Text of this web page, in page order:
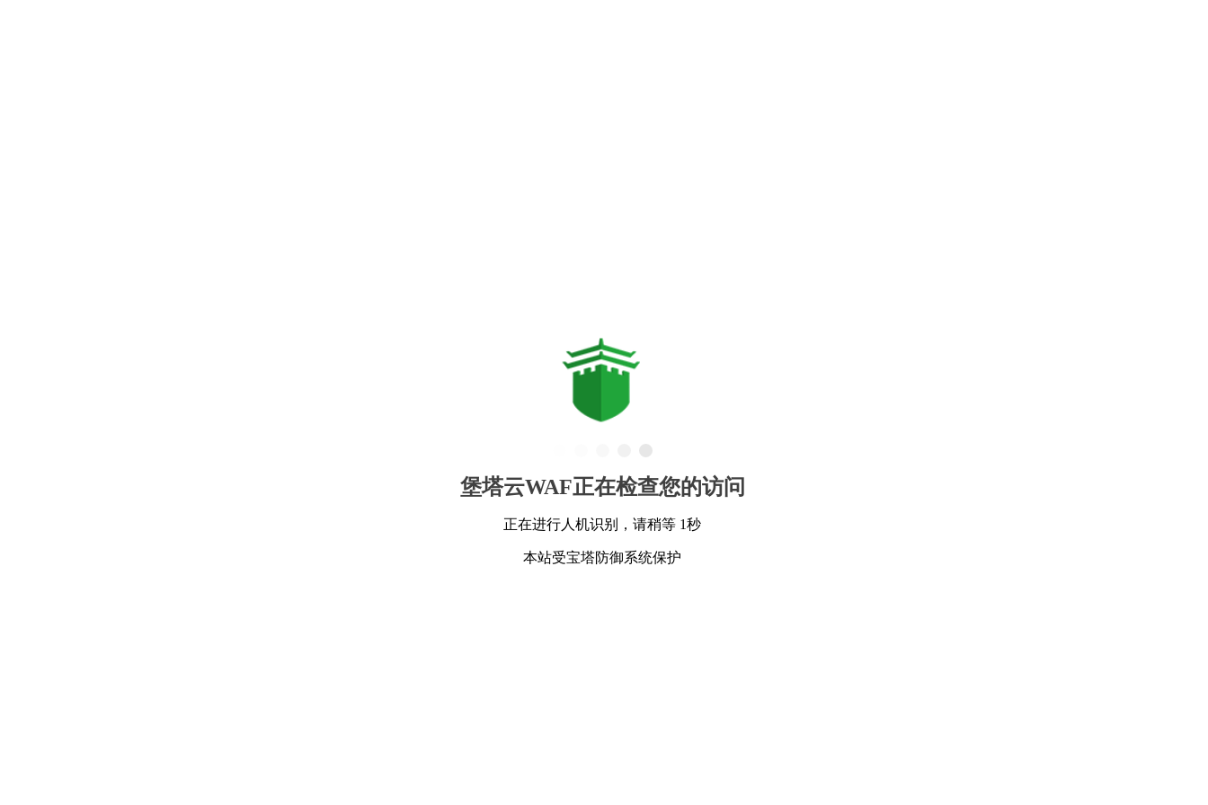
堡塔云WAF正在检查您的访问
正在进行人机识别，请稍等 1秒
本站受宝塔防御系统保护